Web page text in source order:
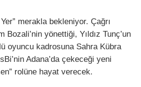
merakla bekleniyor. Çağrı
Bozali’nin yönettiği, Yıldız Tunç’un
oyuncu kadrosuna Sahra Kübra
Adana’da çekeceği yeni
rolüne hayat verecek.